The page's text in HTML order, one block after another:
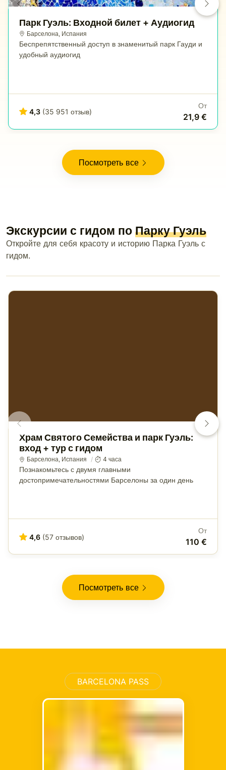
Парк Гуэль: Входной билет + Аудиогид
Барселона, Испания
Беспрепятственный доступ в знаменитый парк Гауди и
удобный аудиогид
4,3 (35 951 отзыв)
От
21,9 €
Посмотреть все
Экскурсии с гидом по Парку Гуэль
Откройте для себя красоту и историю Парка Гуэль с
гидом.
Храм Святого Семейства и парк Гуэль:
вход + тур с гидом
Барселона, Испания 4 часа
Познакомьтесь с двумя главными
достопримечательностями Барселоны за один день
4,6 (57 отзывов)
От
110 €
Посмотреть все
BARCELONA PASS